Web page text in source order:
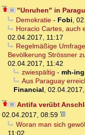
"Unruhen" in
Demokratie- Fobi,
Horacio Cartes, auch
02.04.2017, 11:17
Regelmäßige
Bevölkerung Strössner
02.04.2017, 11:42
zwiespältig - mh-ing
Aus Paraguay
Financial,
Antifa verübt
02.04.2017, 08:59
Woran man sich
11:02